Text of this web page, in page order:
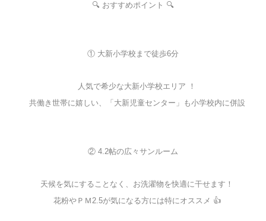
🔍 おすすめポイント 🔍
① 大新小学校まで徒歩6分
人気で希少な大新小学校エリア ！
共働き世帯に嬉しい、「大新児童センター」も小学校内に併設
② 4.2帖の広々サンルーム
天候を気にすることなく、お洗濯物を快適に干せます！
花粉やＰＭ2.5が気になる方には特にオススメ 👍